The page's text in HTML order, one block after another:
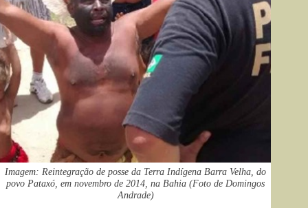
Imagem: Reintegração de posse da Terra Indígena Barra Velha, do
povo Pataxó, em novembro de 2014, na Bahia (Foto de Domingos
Andrade)